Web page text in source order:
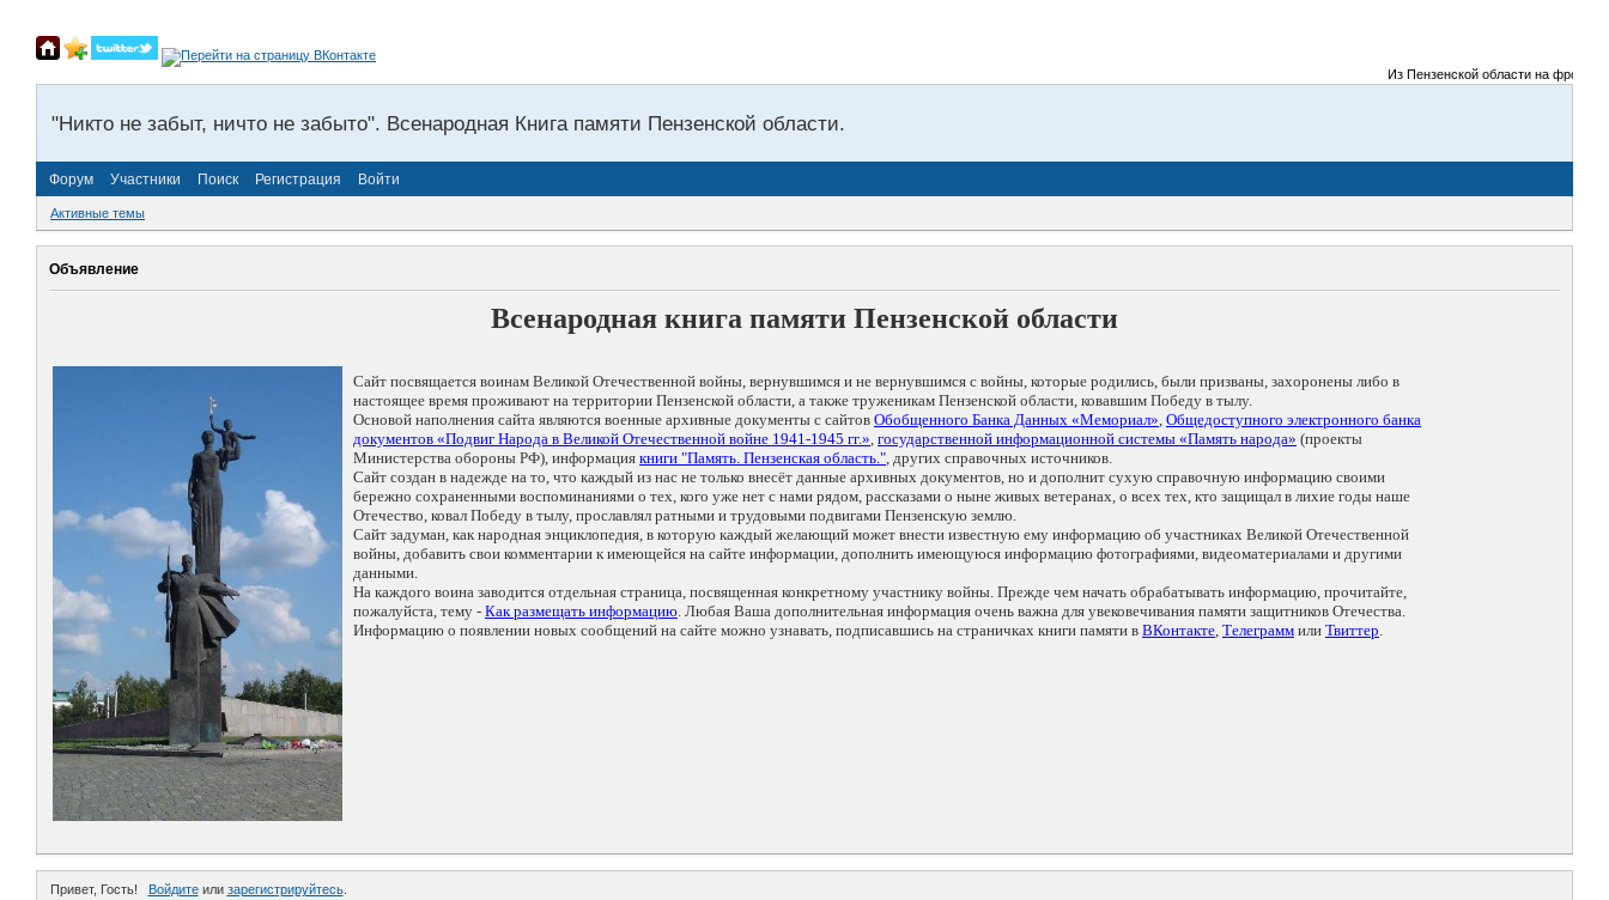
Из Пензенской области на фронты
"Никто не забыт, ничто не забыто". Всенародная Книга памяти Пензенской области.
Форум Участники Поиск Регистрация Войти
Активные темы
Объявление
Всенародная книга памяти Пензенской области
Сайт посвящается воинам Великой Отечественной войны, вернувшимся и не вернувшимся с войны, которые родились, были призваны, захоронены либо в
настоящее время проживают на территории Пензенской области, а также труженикам Пензенской области, ковавшим Победу в тылу.
Основой наполнения сайта являются военные архивные документы с сайтов Обобщенного Банка Данных «Мемориал», Общедоступного электронного банка
документов «Подвиг Народа в Великой Отечественной войне 1941-1945 гг.», государственной информационной системы «Память народа» (проекты
Министерства обороны РФ), информация книги "Память. Пензенская область.", других справочных источников.
Сайт создан в надежде на то, что каждый из нас не только внесёт данные архивных документов, но и дополнит сухую справочную информацию своими
бережно сохраненными воспоминаниями о тех, кого уже нет с нами рядом, рассказами о ныне живых ветеранах, о всех тех, кто защищал в лихие годы наше
Отечество, ковал Победу в тылу, прославлял ратными и трудовыми подвигами Пензенскую землю.
Сайт задуман, как народная энциклопедия, в которую каждый желающий может внести известную ему информацию об участниках Великой Отечественной
войны, добавить свои комментарии к имеющейся на сайте информации, дополнить имеющуюся информацию фотографиями, видеоматериалами и другими
данными.
На каждого воина заводится отдельная страница, посвященная конкретному участнику войны. Прежде чем начать обрабатывать информацию, прочитайте,
пожалуйста, тему - Как размещать информацию. Любая Ваша дополнительная информация очень важна для увековечивания памяти защитников Отечества.
Информацию о появлении новых сообщений на сайте можно узнавать, подписавшись на страничках книги памяти в ВКонтакте, Телеграмм или Твиттер.
Привет, Гость! Войдитеили зарегистрируйтесь.